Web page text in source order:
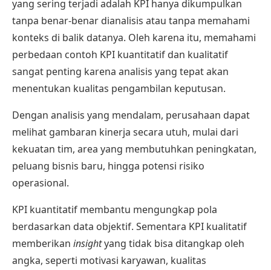
yang sering terjadi adalah KPI hanya dikumpulkan
tanpa benar-benar dianalisis atau tanpa memahami
konteks di balik datanya. Oleh karena itu, memahami
perbedaan contoh KPI kuantitatif dan kualitatif
sangat penting karena analisis yang tepat akan
menentukan kualitas pengambilan keputusan.
Dengan analisis yang mendalam, perusahaan dapat
melihat gambaran kinerja secara utuh, mulai dari
kekuatan tim, area yang membutuhkan peningkatan,
peluang bisnis baru, hingga potensi risiko
operasional.
KPI kuantitatif membantu mengungkap pola
berdasarkan data objektif. Sementara KPI kualitatif
memberikan insightyang tidak bisa ditangkap oleh
angka, seperti motivasi karyawan, kualitas